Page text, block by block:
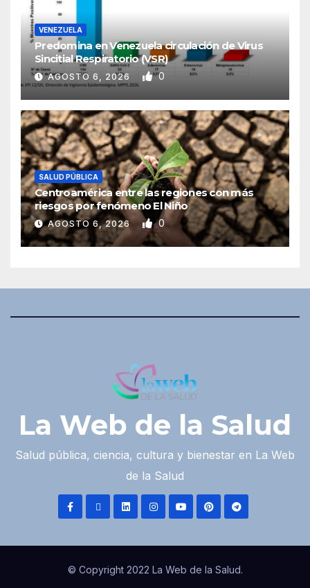
VENEZUELA
Predomina en Venezuela circulación de Virus
Sincitial Respiratorio (VSR)
AGOSTO 6, 2026 0
SALUD PÚBLICA
Centroamérica entre las regiones con más
riesgos por fenómeno El Niño
AGOSTO 6, 2026 0
La Web de la Salud
Salud pública, ciencia, cultura y bienestar en La Web
de la Salud
© Copyright 2022 La Web de la Salud.